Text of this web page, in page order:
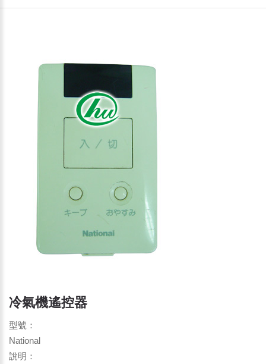
冷氣機遙控器
型號：
National
說明：